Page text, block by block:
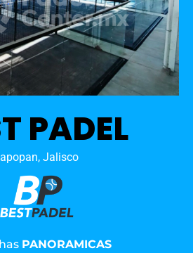
PADEL
Jalisco
PANORAMICAS